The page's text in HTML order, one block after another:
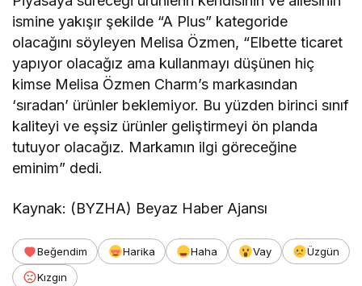
ismine yakışır şekilde “A Plus” kategoride
olacağını söyleyen Melisa Özmen, “Elbette ticaret
yapıyor olacağız ama kullanmayı düşünen hiç
kimse Melisa Özmen Charm’s markasından
‘sıradan’ ürünler beklemiyor. Bu yüzden birinci sınıf
kaliteyi ve eşsiz ürünler geliştirmeyi ön planda
tutuyor olacağız. Markamın ilgi göreceğine
eminim” dedi.
Kaynak: (BYZHA) Beyaz Haber Ajansı
Beğendim Harika Haha Vay
Üzgün
Kızgın